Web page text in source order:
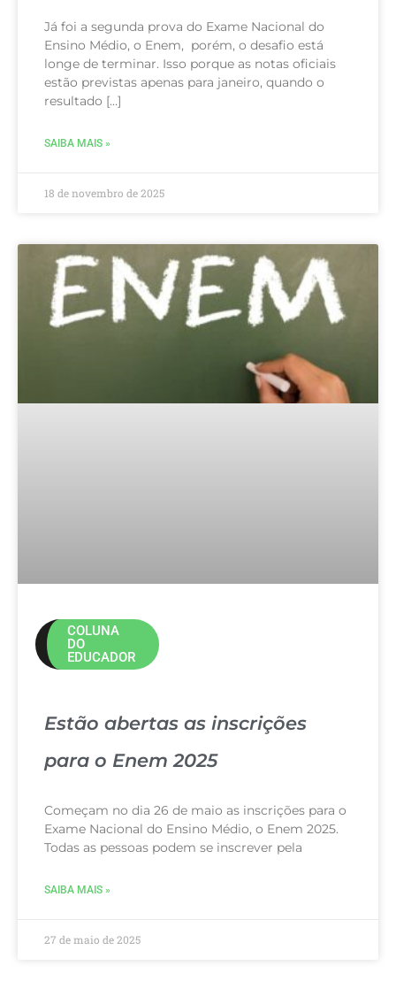
Já foi a segunda prova do Exame Nacional do
Ensino Médio, o Enem, porém, o desafio está
longe de terminar. Isso porque as notas oficiais
estão previstas apenas para janeiro, quando o
resultado […]
SAIBA MAIS »
18 de novembro de 2025
COLUNA
DO
EDUCADOR
Estão abertas as inscrições
para o Enem 2025
Começam no dia 26 de maio as inscrições para o
Exame Nacional do Ensino Médio, o Enem 2025.
Todas as pessoas podem se inscrever pela
SAIBA MAIS »
27 de maio de 2025